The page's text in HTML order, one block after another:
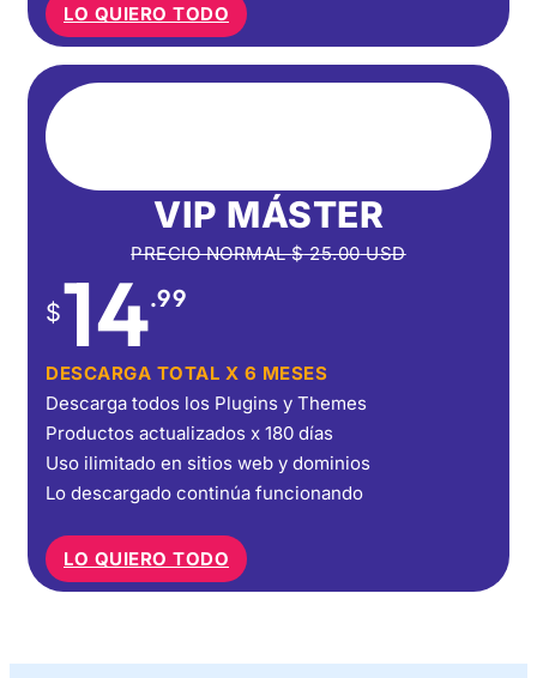
LO QUIERO TODO
VIP MÁSTER
PRECIO NORMAL$25.00USD
$14.99
DESCARGA TOTAL X 6 MESES
Descarga todos los Plugins y Themes
Productos actualizados x 180 días
Uso ilimitado en sitios web y dominios
Lo descargado continúa funcionando
LO QUIERO TODO